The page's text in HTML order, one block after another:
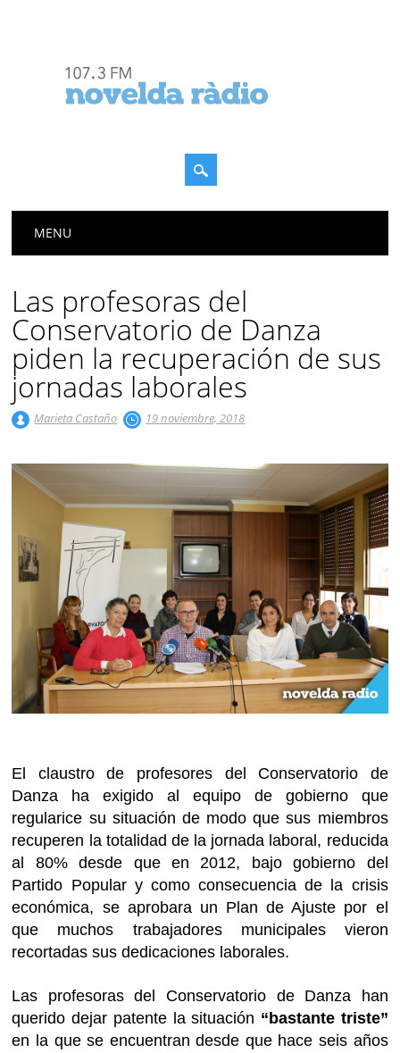
Menú principal
MENU
Las profesoras del
Conservatorio de Danza
piden la recuperación de sus
jornadas laborales
Marieta Castaño 19 noviembre, 2018
El claustro de profesores del Conservatorio de
Danza ha exigido al equipo de gobierno que
regularice su situación de modo que sus miembros
recuperen la totalidad de la jornada laboral, reducida
al 80% desde que en 2012, bajo gobierno del
Partido Popular y como consecuencia de la crisis
económica, se aprobara un Plan de Ajuste por el
que muchos trabajadores municipales vieron
recortadas sus dedicaciones laborales.
Las profesoras del Conservatorio de Danza han
querido dejar patente la situación “bastante triste”
en la que se encuentran desde que hace seis años